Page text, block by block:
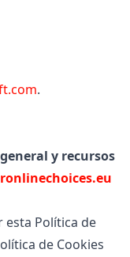
.
y recursos
esta Política de
de Cookies